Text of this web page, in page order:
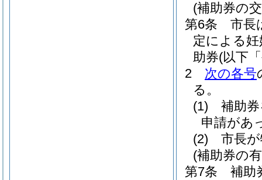
(補助券の
第6条
市長
定による
助券(以下
2
次の各号
る。
(1)
補助
申請があ
(2)
市長
(補助券の
第7条
補助